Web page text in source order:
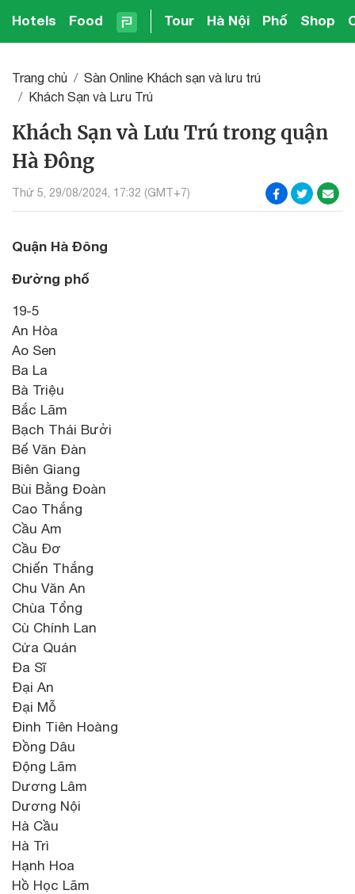
Hotels Food Tour Hà Nội Phố Shop
Trang chủ
Sàn Online Khách sạn và lưu trú
Khách Sạn và Lưu Trú
Khách Sạn và Lưu Trú trong quận
Hà Đông
Thứ 5, 29/08/2024, 17:32 (GMT+7)
Quận Hà Đông
Đường phố
19-5
An Hòa
Ao Sen
Ba La
Bà Triệu
Bắc Lãm
Bạch Thái Bưởi
Bế Văn Đàn
Biên Giang
Bùi Bằng Đoàn
Cao Thắng
Cầu Am
Cầu Đơ
Chiến Thắng
Chu Văn An
Chùa Tổng
Cù Chính Lan
Cửa Quán
Đa Sĩ
Đại An
Đại Mỗ
Đinh Tiên Hoàng
Đồng Dâu
Động Lãm
Dương Lâm
Dương Nội
Hà Cầu
Hà Trì
Hạnh Hoa
Hồ Học Lãm